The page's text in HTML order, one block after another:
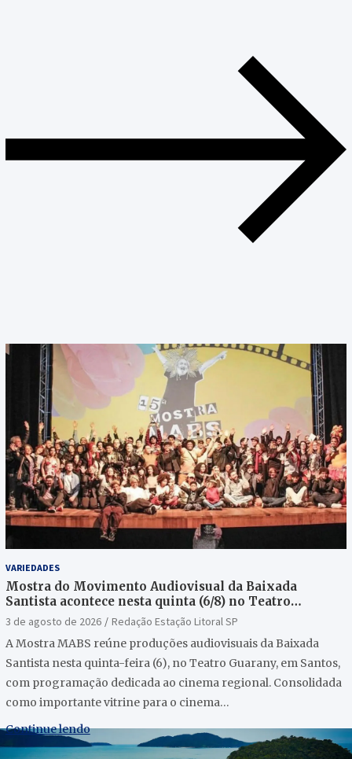
VARIEDADES
Mostra do Movimento Audiovisual da Baixada
Santista acontece nesta quinta (6/8) no Teatro
Guarany
3 de agosto de 2026
Redação Estação Litoral SP
A Mostra MABS reúne produções audiovisuais da Baixada
Santista nesta quinta-feira (6), no Teatro Guarany, em Santos,
com programação dedicada ao cinema regional. Consolidada
como importante vitrine para o cinema…
Continue lendo